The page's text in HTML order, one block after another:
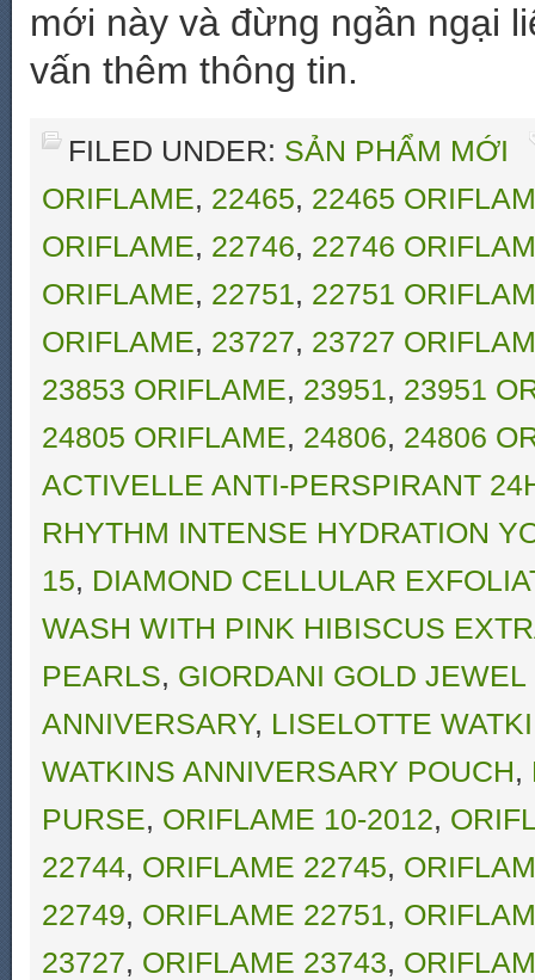
mới này và đừng ngần ngại
vấn thêm thông tin.
FILED UNDER: SẢN PHẨM MỚI
ORIFLAME, 22465, 22465
ORIFLAME, 22746, 22746
ORIFLAME, 22751, 22751
ORIFLAME, 23727, 23727
23853 ORIFLAME, 23951, 23951
24805 ORIFLAME, 24806, 24806
ACTIVELLE ANTI-PERSPIRANT
RHYTHM INTENSE HYDRATION
15, DIAMOND CELLULAR
WASH WITH PINK HIBISCUS
PEARLS, GIORDANI GOLD
ANNIVERSARY, LISELOTTE
WATKINS ANNIVERSARY POUCH,
PURSE, ORIFLAME 10-2012,
22744, ORIFLAME 22745,
22749, ORIFLAME 22751,
23727, ORIFLAME 23743,